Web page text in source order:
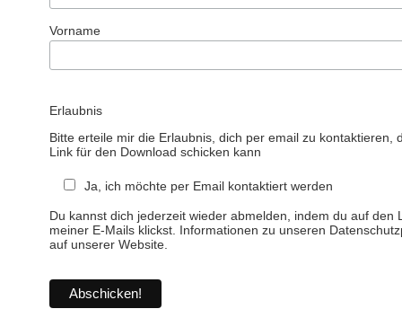
Vorname
Erlaubnis
Bitte erteile mir die Erlaubnis, dich per email zu kontaktieren,
Link für den Download schicken kann
Ja, ich möchte per Email kontaktiert werden
Du kannst dich jederzeit wieder abmelden, indem du auf den
meiner E-Mails klickst. Informationen zu unseren
auf unserer Website.